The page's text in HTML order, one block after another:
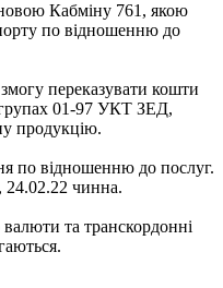
Кабміну 761, якою
по відношенню до
переказувати кошти
групах 01-97 УКТ ЗЕД,
продукцію.
по відношенню до послуг.
чинна.
та транскордонні